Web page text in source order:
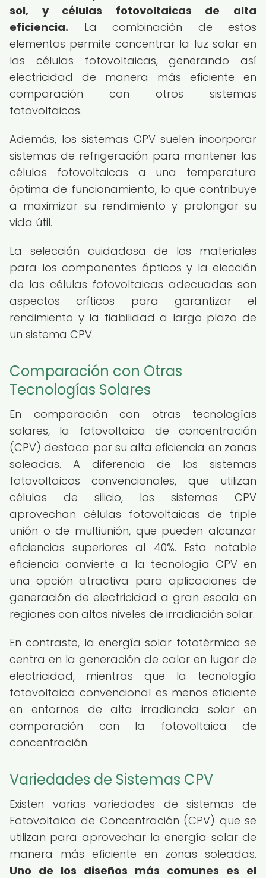
sol, y células fotovoltaicas de alta
eficiencia. La combinación de estos
elementos permite concentrar la luz solar en
las células fotovoltaicas, generando así
electricidad de manera más eficiente en
comparación con otros sistemas
fotovoltaicos.
Además, los sistemas CPV suelen incorporar
sistemas de refrigeración para mantener las
células fotovoltaicas a una temperatura
óptima de funcionamiento, lo que contribuye
a maximizar su rendimiento y prolongar su
vida útil.
La selección cuidadosa de los materiales
para los componentes ópticos y la elección
de las células fotovoltaicas adecuadas son
aspectos críticos para garantizar el
rendimiento y la fiabilidad a largo plazo de
un sistema CPV.
Comparación con Otras
Tecnologías Solares
En comparación con otras tecnologías
solares, la fotovoltaica de concentración
(CPV) destaca por su alta eficiencia en zonas
soleadas. A diferencia de los sistemas
fotovoltaicos convencionales, que utilizan
células de silicio, los sistemas CPV
aprovechan células fotovoltaicas de triple
unión o de multiunión, que pueden alcanzar
eficiencias superiores al 40%. Esta notable
eficiencia convierte a la tecnología CPV en
una opción atractiva para aplicaciones de
generación de electricidad a gran escala en
regiones con altos niveles de irradiación solar.
En contraste, la energía solar fototérmica se
centra en la generación de calor en lugar de
electricidad, mientras que la tecnología
fotovoltaica convencional es menos eficiente
en entornos de alta irradiancia solar en
comparación con la fotovoltaica de
concentración.
Variedades de Sistemas CPV
Existen varias variedades de sistemas de
Fotovoltaica de Concentración (CPV) que se
utilizan para aprovechar la energía solar de
manera más eficiente en zonas soleadas.
Uno de los diseños más comunes es el